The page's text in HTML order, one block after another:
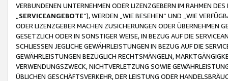
VERBUNDENEN UNTERNEHMEN ODER LIZENZGEBERN IM RAHMEN
SERVICEANGEBOTE“), WERDEN „WIE BESEHEN“ UND „WIE
ODER LIZENZGEBER MACHEN ZUSICHERUNGEN ODER ÜBERNEHMEN
GESETZLICH ODER IN SONSTIGER WEISE, IN BEZUG AUF DIE
SCHLIESSEN JEGLICHE GEWÄHRLEISTUNGEN IN BEZUG AUF DIE
GEWÄHRLEISTUNGEN BEZÜGLICH RECHTSMÄNGELN,
VERWENDUNGSZWECK, NICHTVERLETZUNG SOWIE
ÜBLICHEN GESCHÄFTSVERKEHR, DER LEISTUNG ODER